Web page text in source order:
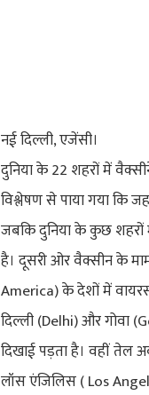
नई दिल्ली, एजेंसी।
दुनिया के 22 शहरों में
विश्लेषण से पाया गया कि
जबकि दुनिया के कुछ शहरों
है। दूसरी ओर वैक्सीन के
America) के देशों में
दिल्ली (Delhi) और गोवा
दिखाई पड़ता है। वहीं तेल
लॉस एंजिलिस (Los